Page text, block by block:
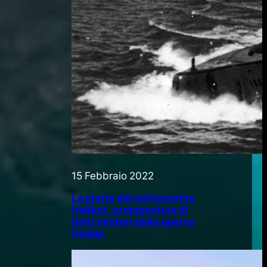
15 Febbraio 2022
La storia del sottomarino
Halibut, protagonista di
tanti misteri della guerra
fredda